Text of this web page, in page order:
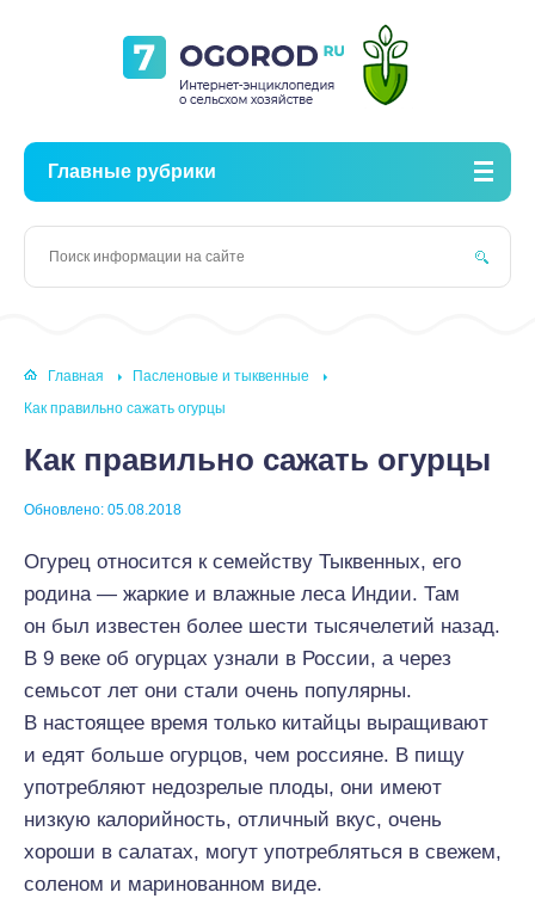
Главные рубрики
Главная
Пасленовые и тыквенные
Как правильно сажать огурцы
Как правильно сажать огурцы
Обновлено: 05.08.2018
Огурец относится к семейству Тыквенных, его
родина — жаркие и влажные леса Индии. Там
он был известен более шести тысячелетий назад.
В 9 веке об огурцах узнали в России, а через
семьсот лет они стали очень популярны.
В настоящее время только китайцы выращивают
и едят больше огурцов, чем россияне. В пищу
употребляют недозрелые плоды, они имеют
низкую калорийность, отличный вкус, очень
хороши в салатах, могут употребляться в свежем,
соленом и маринованном виде.